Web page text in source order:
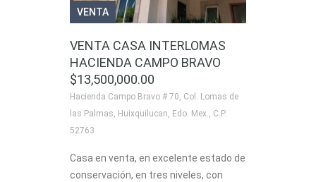
VENTA
VENTA CASA INTERLOMAS
HACIENDA CAMPO BRAVO
$13,500,000.00
Hacienda Campo Bravo # 70, Col. Lomas de
las Palmas, Huixquilucan, Edo. Mex., C.P.
52763
Casa en venta, en excelente estado de
conservación, en tres niveles, con